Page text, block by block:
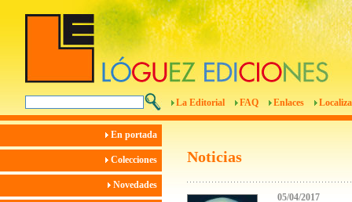
La Editorial FAQ Enlaces
En portada
Colecciones
Novedades
Noticias
05/04/2017